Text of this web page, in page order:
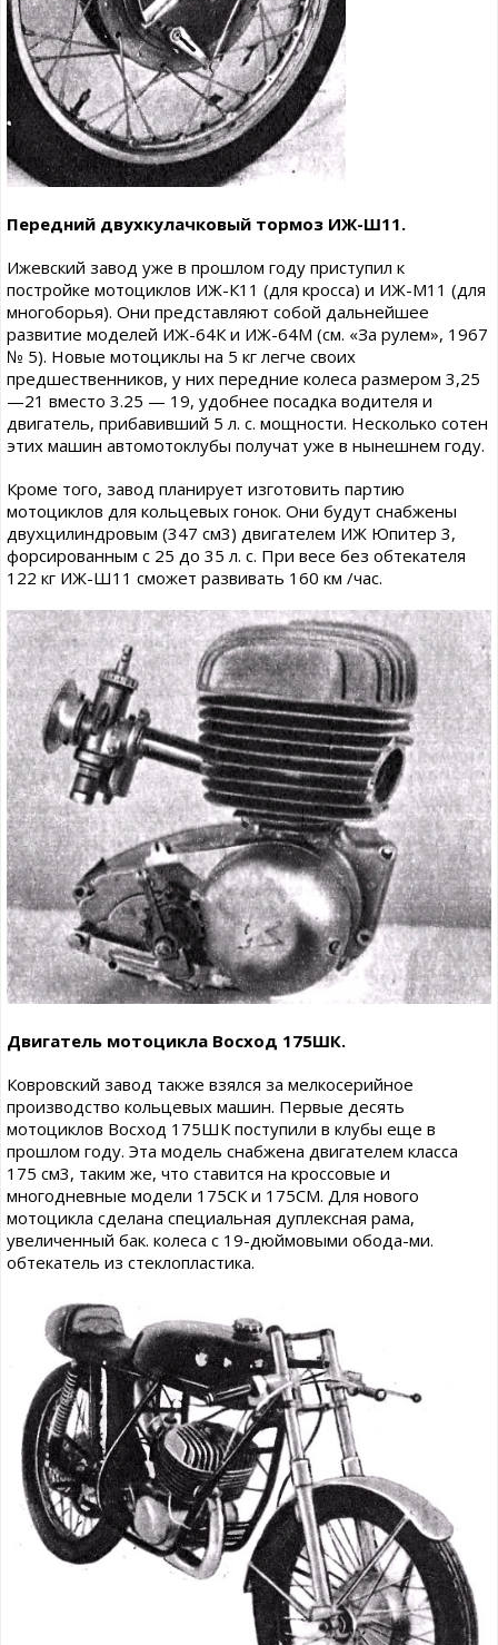
Передний двухкулачковый тормоз ИЖ-Ш11.
Ижевский завод уже в прошлом году приступил к
постройке мотоциклов ИЖ-К11 (для кросса) и ИЖ-М11 (для
многоборья). Они представляют собой дальнейшее
развитие моделей ИЖ-64К и ИЖ-64М (см. «За рулем», 1967
№ 5). Новые мотоциклы на 5 кг легче своих
предшественников, у них передние колеса размером 3,25
—21 вместо 3.25 — 19, удобнее посадка водителя и
двигатель, прибавивший 5 л. с. мощности. Несколько сотен
этих машин автомотоклубы получат уже в нынешнем году.
Кроме того, завод планирует изготовить партию
мотоциклов для кольцевых гонок. Они будут снабжены
двухцилиндровым (347 см3) двигателем ИЖ Юпитер 3,
форсированным с 25 до 35 л. с. При весе без обтекателя
122 кг ИЖ-Ш11 сможет развивать 160 км /час.
Двигатель мотоцикла Восход 175ШК.
Ковровский завод также взялся за мелкосерийное
производство кольцевых машин. Первые десять
мотоциклов Восход 175ШК поступили в клубы еще в
прошлом году. Эта модель снабжена двигателем класса
175 см3, таким же, что ставится на кроссовые и
многодневные модели 175СК и 175СМ. Для нового
мотоцикла сделана специальная дуплексная рама,
увеличенный бак. колеса с 19-дюймовыми обода-ми.
обтекатель из стеклопластика.